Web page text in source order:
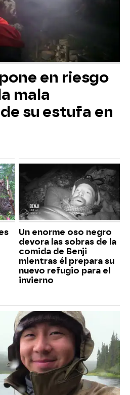
en riesgo
mala
su estufa en
Un enorme oso negro
devora las sobras de la
comida de Benji
mientras él prepara su
nuevo refugio para el
invierno